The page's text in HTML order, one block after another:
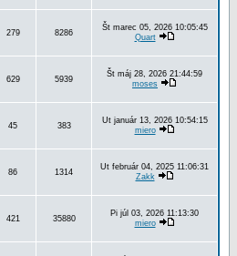
279 8286
Št marec 05, 2026 10:05:45
Quart
629 5939
Št máj 28, 2026 21:44:59
moses
45 383
Ut január 13, 2026 10:54:15
miero
86 1314
Ut február 04, 2025 11:06:31
Zakk
421 35880
Pi júl 03, 2026 11:13:30
miero